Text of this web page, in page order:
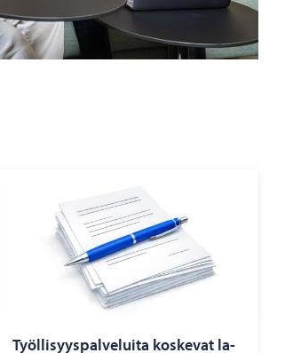
Työl­li­syys­pal­ve­lui­ta kos­ke­vat la­